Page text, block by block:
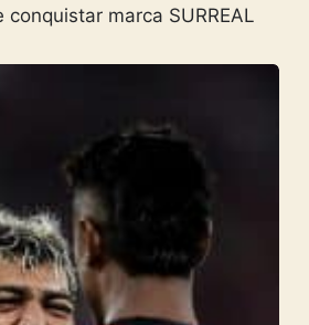
marca SURREAL